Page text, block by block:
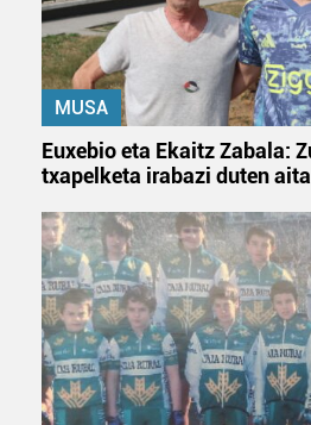
MUSA
Euxebio eta Ekaitz Zabala:
txapelketa irabazi duten